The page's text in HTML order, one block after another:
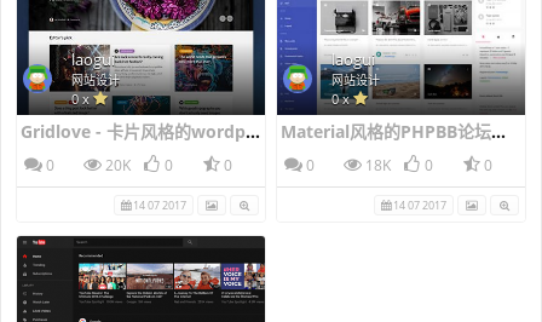
laogui
网站设计
0 x
Gridlove - 卡片风格的wordpress新闻主题风格
0 20K 0 0
14 07 2017
laogui
网站设计
0 x
Material风格的PHPBB论坛风格
0 18K 0 0
14 07 2017